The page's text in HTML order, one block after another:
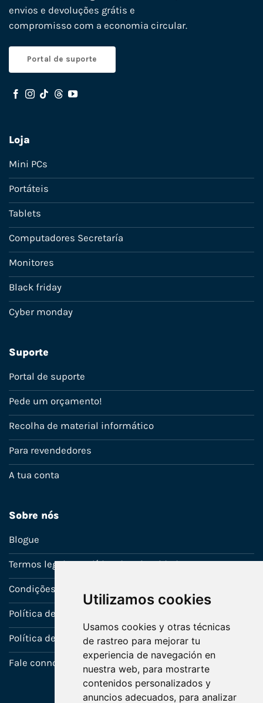
Utilizamos cookies
Usamos cookies y otras técnicas
de rastreo para mejorar tu
experiencia de navegación en
nuestra web, para mostrarte
contenidos personalizados y
anuncios adecuados, para analizar
envios e devoluções grátis e
compromisso com a economia circular.
Portal de suporte
Loja
Mini PCs
Portáteis
Tablets
Computadores Secretaría
Monitores
Black friday
Cyber monday
Suporte
Portal de suporte
Pede um orçamento!
Recolha de material informático
Para revendedores
A tua conta
Sobre nós
Blogue
Termos legais e política de privacidade
Condições de venda
Política de Garantia
Política de utilização de cookies
Fale connosco